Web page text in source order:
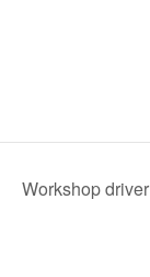
Workshop driver